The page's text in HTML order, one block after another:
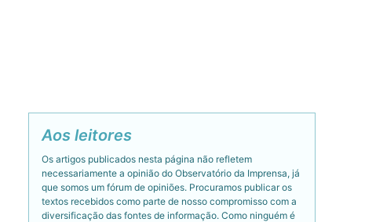
Aos leitores
Os artigos publicados nesta página não refletem
necessariamente a opinião do Observatório da Imprensa, já
que somos um fórum de opiniões. Procuramos publicar os
textos recebidos como parte de nosso compromisso com a
diversificação das fontes de informação. Como ninguém é